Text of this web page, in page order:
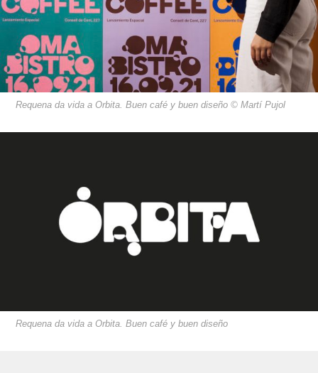
Requena da vida a Orbita. Buen café y buen diseño © Martí Pujol
Requena da vida a Orbita. Buen café y buen diseño